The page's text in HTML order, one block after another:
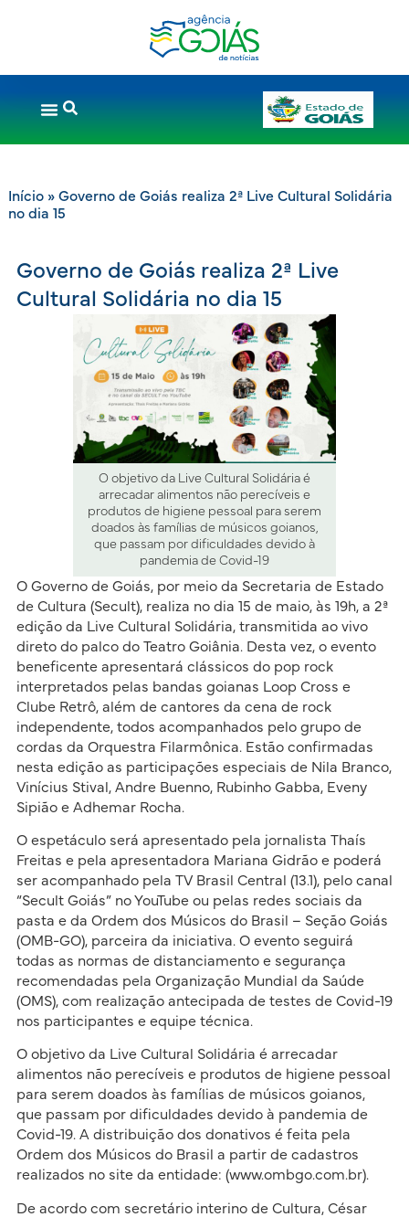
Início» Governo de Goiás realiza 2ª Live Cultural Solidária
no dia 15
Governo de Goiás realiza 2ª Live
Cultural Solidária no dia 15
O objetivo da Live Cultural Solidária é
arrecadar alimentos não perecíveis e
produtos de higiene pessoal para serem
doados às famílias de músicos goianos,
que passam por dificuldades devido à
pandemia de Covid-19
O Governo de Goiás, por meio da Secretaria de Estado
de Cultura (Secult), realiza no dia 15 de maio, às 19h, a 2ª
edição da Live Cultural Solidária, transmitida ao vivo
direto do palco do Teatro Goiânia. Desta vez, o evento
beneficente apresentará clássicos do pop rock
interpretados pelas bandas goianas Loop Cross e
Clube Retrô, além de cantores da cena de rock
independente, todos acompanhados pelo grupo de
cordas da Orquestra Filarmônica. Estão confirmadas
nesta edição as participações especiais de Nila Branco,
Vinícius Stival, Andre Buenno, Rubinho Gabba, Eveny
Sipião e Adhemar Rocha.
O espetáculo será apresentado pela jornalista Thaís
Freitas e pela apresentadora Mariana Gidrão e poderá
ser acompanhado pela TV Brasil Central (13.1), pelo canal
“Secult Goiás” no YouTube ou pelas redes sociais da
pasta e da Ordem dos Músicos do Brasil – Seção Goiás
(OMB-GO), parceira da iniciativa. O evento seguirá
todas as normas de distanciamento e segurança
recomendadas pela Organização Mundial da Saúde
(OMS), com realização antecipada de testes de Covid-19
nos participantes e equipe técnica.
O objetivo da Live Cultural Solidária é arrecadar
alimentos não perecíveis e produtos de higiene pessoal
para serem doados às famílias de músicos goianos,
que passam por dificuldades devido à pandemia de
Covid-19. A distribuição dos donativos é feita pela
Ordem dos Músicos do Brasil a partir de cadastros
realizados no site da entidade: (www.ombgo.com.br).
De acordo com secretário interino de Cultura, César